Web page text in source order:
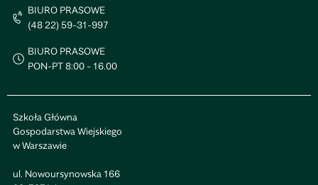
BIURO PRASOWE
(48 22) 59-31-997
BIURO PRASOWE
PON-PT 8:00 - 16.00
Szkoła Główna
Gospodarstwa Wiejskiego
w Warszawie
ul. Nowoursynowska 166